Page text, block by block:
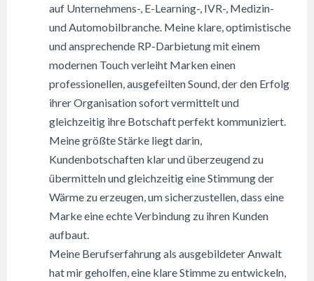
auf Unternehmens-, E-Learning-, IVR-, Medizin-
und Automobilbranche. Meine klare, optimistische
und ansprechende RP-Darbietung mit einem
modernen Touch verleiht Marken einen
professionellen, ausgefeilten Sound, der den Erfolg
ihrer Organisation sofort vermittelt und
gleichzeitig ihre Botschaft perfekt kommuniziert.
Meine größte Stärke liegt darin,
Kundenbotschaften klar und überzeugend zu
übermitteln und gleichzeitig eine Stimmung der
Wärme zu erzeugen, um sicherzustellen, dass eine
Marke eine echte Verbindung zu ihren Kunden
aufbaut.
Meine Berufserfahrung als ausgebildeter Anwalt
hat mir geholfen, eine klare Stimme zu entwickeln,